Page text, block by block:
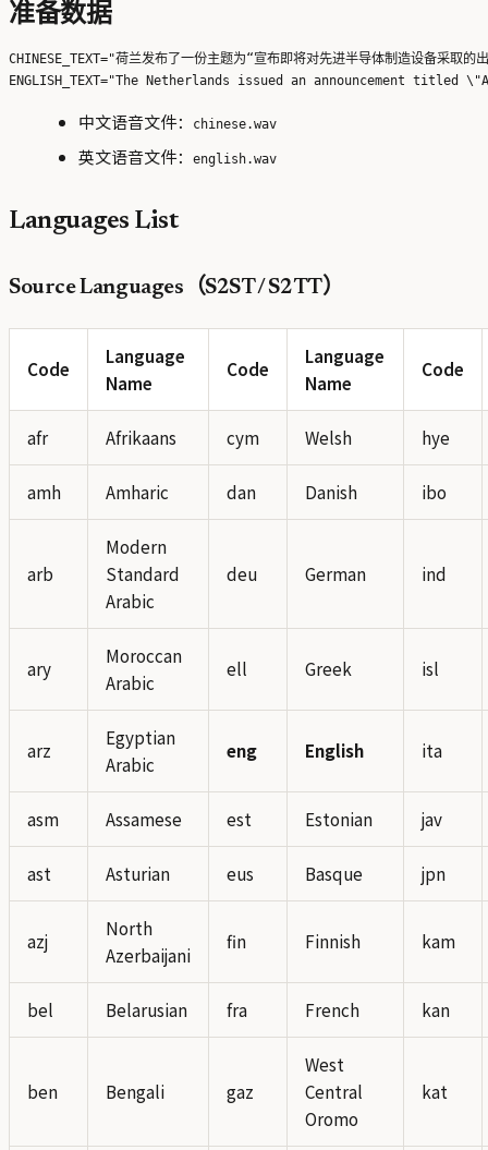
准备数据
CHINESE_TEXT="荷兰发布了一份主题为“宣布即将对先进半导体制造设备采取
中文语音文件： chinese.wav
英文语音文件： english.wav
Languages List
Source Languages（S2ST / S2TT）
Code
Language
Name
Code
Language
Name
Code
afr Afrikaans cym Welsh hye
amh Amharic dan Danish ibo
arb
Modern
Standard
Arabic
deu German ind
ary
Moroccan
Arabic
ell Greek isl
arz
Egyptian
Arabic
eng English ita
asm Assamese est Estonian jav
ast Asturian eus Basque jpn
azj
North
Azerbaijani
fin Finnish kam
bel Belarusian fra French kan
ben Bengali gaz
West
Central
Oromo
kat